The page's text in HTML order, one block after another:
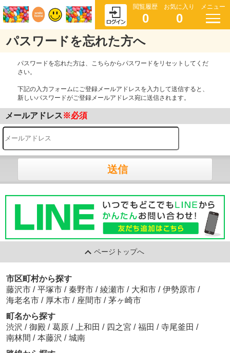
閲覧履歴
0
お気に入り
0
メニュー
パスワードを忘れた方へ
パスワードを忘れた方は、こちらからパスワードをリセットしてくだ
さい。
下記の入力フォームにご登録メールアドレスを入力して送信すると、
新しいパスワードがご登録メールアドレス宛に送信されます。
メールアドレス※必須
送信
ページトップへ
市区町村から探す
藤沢市 / 平塚市 / 秦野市 / 綾瀬市 / 大和市 / 伊勢原市 /
海老名市 / 厚木市 / 座間市 / 茅ヶ崎市
町名から探す
渋沢 / 御殿 / 葛原 / 上和田 / 四之宮 / 福田 / 寺尾釜田 /
南林間 / 本藤沢 / 城南